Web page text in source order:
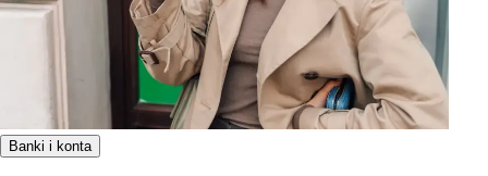
Banki i konta